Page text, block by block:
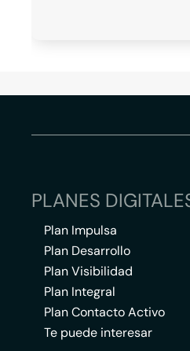
PLANES
Plan Impulsa
Plan Desarrollo
Plan Visibilidad
Plan Integral
Plan Contacto Activo
Te puede interesar